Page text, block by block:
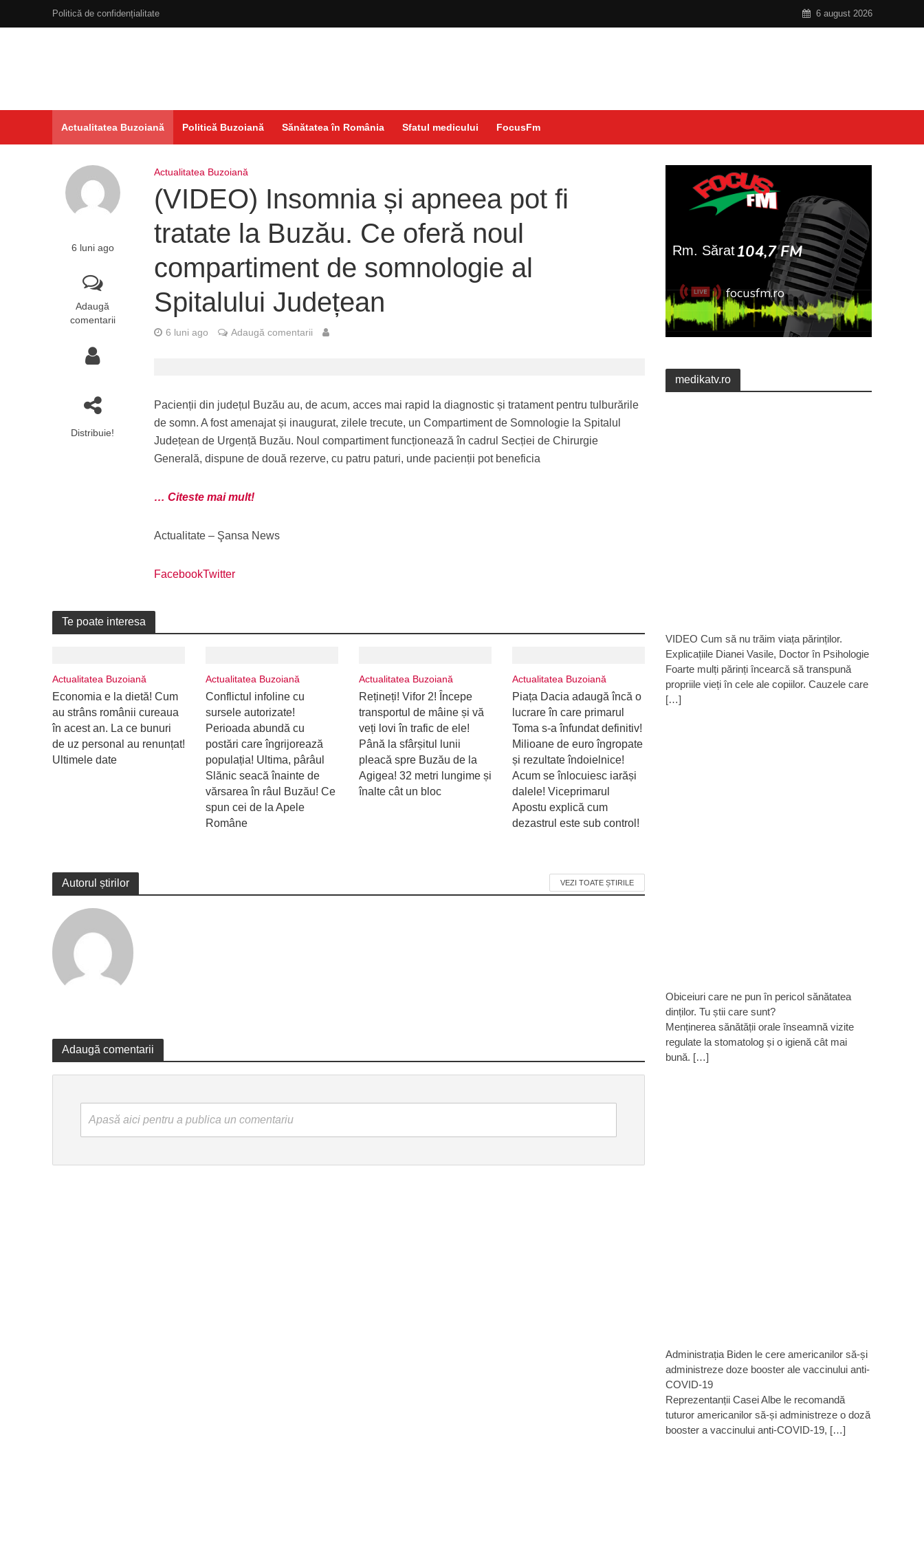
Politică de confidențialitate 6 august 2026
Actualitatea Buzoiană Politică Buzoiană Sănătatea în România Sfatul medicului FocusFm
6 luni ago
Adaugă
comentarii
Distribuie!
Actualitatea Buzoiană
(VIDEO) Insomnia și apneea pot fi
tratate la Buzău. Ce oferă noul
compartiment de somnologie al
Spitalului Județean
6 luni ago Adaugă comentarii
Pacienții din județul Buzău au, de acum, acces mai rapid la diagnostic și tratament pentru tulburările
de somn. A fost amenajat și inaugurat, zilele trecute, un Compartiment de Somnologie la Spitalul
Județean de Urgență Buzău. Noul compartiment funcționează în cadrul Secției de Chirurgie
Generală, dispune de două rezerve, cu patru paturi, unde pacienții pot beneficia
… Citeste mai mult!
Actualitate – Şansa News
FacebookTwitter
Te poate interesa
Actualitatea Buzoiană
Economia e la dietă! Cum
au strâns românii cureaua
în acest an. La ce bunuri
de uz personal au renunțat!
Ultimele date
Actualitatea Buzoiană
Conflictul infoline cu
sursele autorizate!
Perioada abundă cu
postări care îngrijorează
populația! Ultima, pârâul
Slănic seacă înainte de
vărsarea în râul Buzău! Ce
spun cei de la Apele
Române
Actualitatea Buzoiană
Rețineți! Vifor 2! Începe
transportul de mâine și vă
veți lovi în trafic de ele!
Până la sfârșitul lunii
pleacă spre Buzău de la
Agigea! 32 metri lungime și
înalte cât un bloc
Actualitatea Buzoiană
Piața Dacia adaugă încă o
lucrare în care primarul
Toma s-a înfundat definitiv!
Milioane de euro îngropate
și rezultate îndoielnice!
Acum se înlocuiesc iarăși
dalele! Viceprimarul
Apostu explică cum
dezastrul este sub control!
Autorul știrilor VEZI TOATE ȘTIRILE
Adaugă comentarii
Apasă aici pentru a publica un comentariu
medikatv.ro
VIDEO Cum să nu trăim viața părinților.
Explicațiile Dianei Vasile, Doctor în Psihologie
Foarte mulți părinți încearcă să transpună
propriile vieți în cele ale copiilor. Cauzele care
[…]
Obiceiuri care ne pun în pericol sănătatea
dinților. Tu știi care sunt?
Menținerea sănătății orale înseamnă vizite
regulate la stomatolog și o igienă cât mai
bună. […]
Administrația Biden le cere americanilor să-și
administreze doze booster ale vaccinului anti-
COVID-19
Reprezentanții Casei Albe le recomandă
tuturor americanilor să-și administreze o doză
booster a vaccinului anti-COVID-19, […]